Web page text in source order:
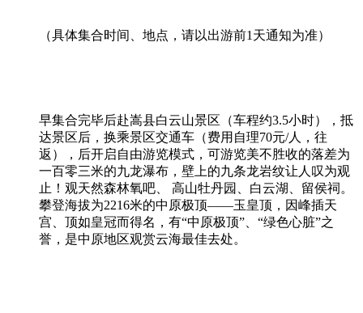
（具体集合时间、地点，请以出游前1天通知为准）
早集合完毕后赴嵩县白云山景区（车程约3.5小时），抵
达景区后，换乘景区交通车（费用自理70元/人，往
返），后开启自由游览模式，可游览美不胜收的落差为
一百零三米的九龙瀑布，壁上的九条龙岩纹让人叹为观
止！观天然森林氧吧、 高山牡丹园、白云湖、留侯祠。
攀登海拔为2216米的中原极顶——玉皇顶，因峰插天
宫、顶如皇冠而得名，有“中原极顶”、“绿色心脏”之
誉，是中原地区观赏云海最佳去处。